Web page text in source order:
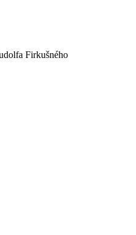
Firkušného